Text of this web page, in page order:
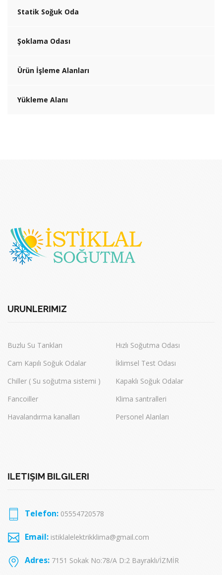
Statik Soğuk Oda
Şoklama Odası
Ürün İşleme Alanları
Yükleme Alanı
ÜRÜNLERİMİZ
Buzlu Su Tankları
Cam Kapılı Soğuk Odalar
Chiller ( Su soğutma sistemi )
Fancoiller
Havalandırma kanalları
Hızlı Soğutma Odası
İklimsel Test Odası
Kapaklı Soğuk Odalar
Klima santralleri
Personel Alanları
İLETİŞİM BİLGİLERİ
Telefon: 05554720578
Email: istiklalelektrikklima@gmail.com
Adres: 7151 Sokak No:78/A D:2 Bayraklı/İZMİR